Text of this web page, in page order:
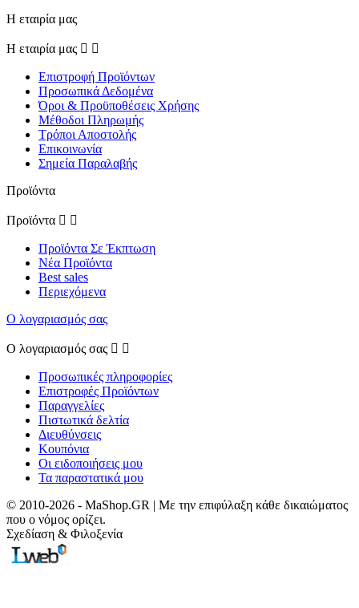
Η εταιρία μας
Η εταιρία μας  
Επιστροφή Προϊόντων
Προσωπικά Δεδομένα
Όροι & Προϋποθέσεις Χρήσης
Μέθοδοι Πληρωμής
Τρόποι Αποστολής
Επικοινωνία
Σημεία Παραλαβής
Προϊόντα
Προϊόντα  
Προϊόντα Σε Έκπτωση
Νέα Προϊόντα
Best sales
Περιεχόμενα
Ο λογαριασμός σας
Ο λογαριασμός σας  
Προσωπικές πληροφορίες
Επιστροφές Προϊόντων
Παραγγελίες
Πιστωτικά δελτία
Διευθύνσεις
Κουπόνια
Οι ειδοποιήσεις μου
Τα παραστατικά μου
© 2010-2026 - MaShop.GR | Με την επιφύλαξη κάθε δικαιώματος
που ο νόμος ορίζει.
Σχεδίαση & Φιλοξενία